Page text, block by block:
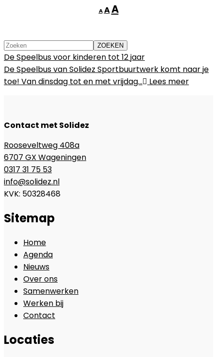
A
Lettertype
grootte
A Lettertype
ALettertype
vergroten.
De Speelbus voor kinderen tot 12 jaar
De Speelbus van Solidez Sportbuurtwerk komt naar je
toe! Van dinsdag tot en met vrijdag…
Lees meer
Contact met Solidez
Rooseveltweg 408a
6707 GX Wageningen
0317 31 75 53
info@solidez.nl
KVK: 50328468
Sitemap
Home
Agenda
Nieuws
Over ons
Samenwerken
Werken bij
Contact
Locaties